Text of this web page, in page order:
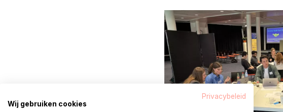
Privacybeleid
Wij gebruiken cookies